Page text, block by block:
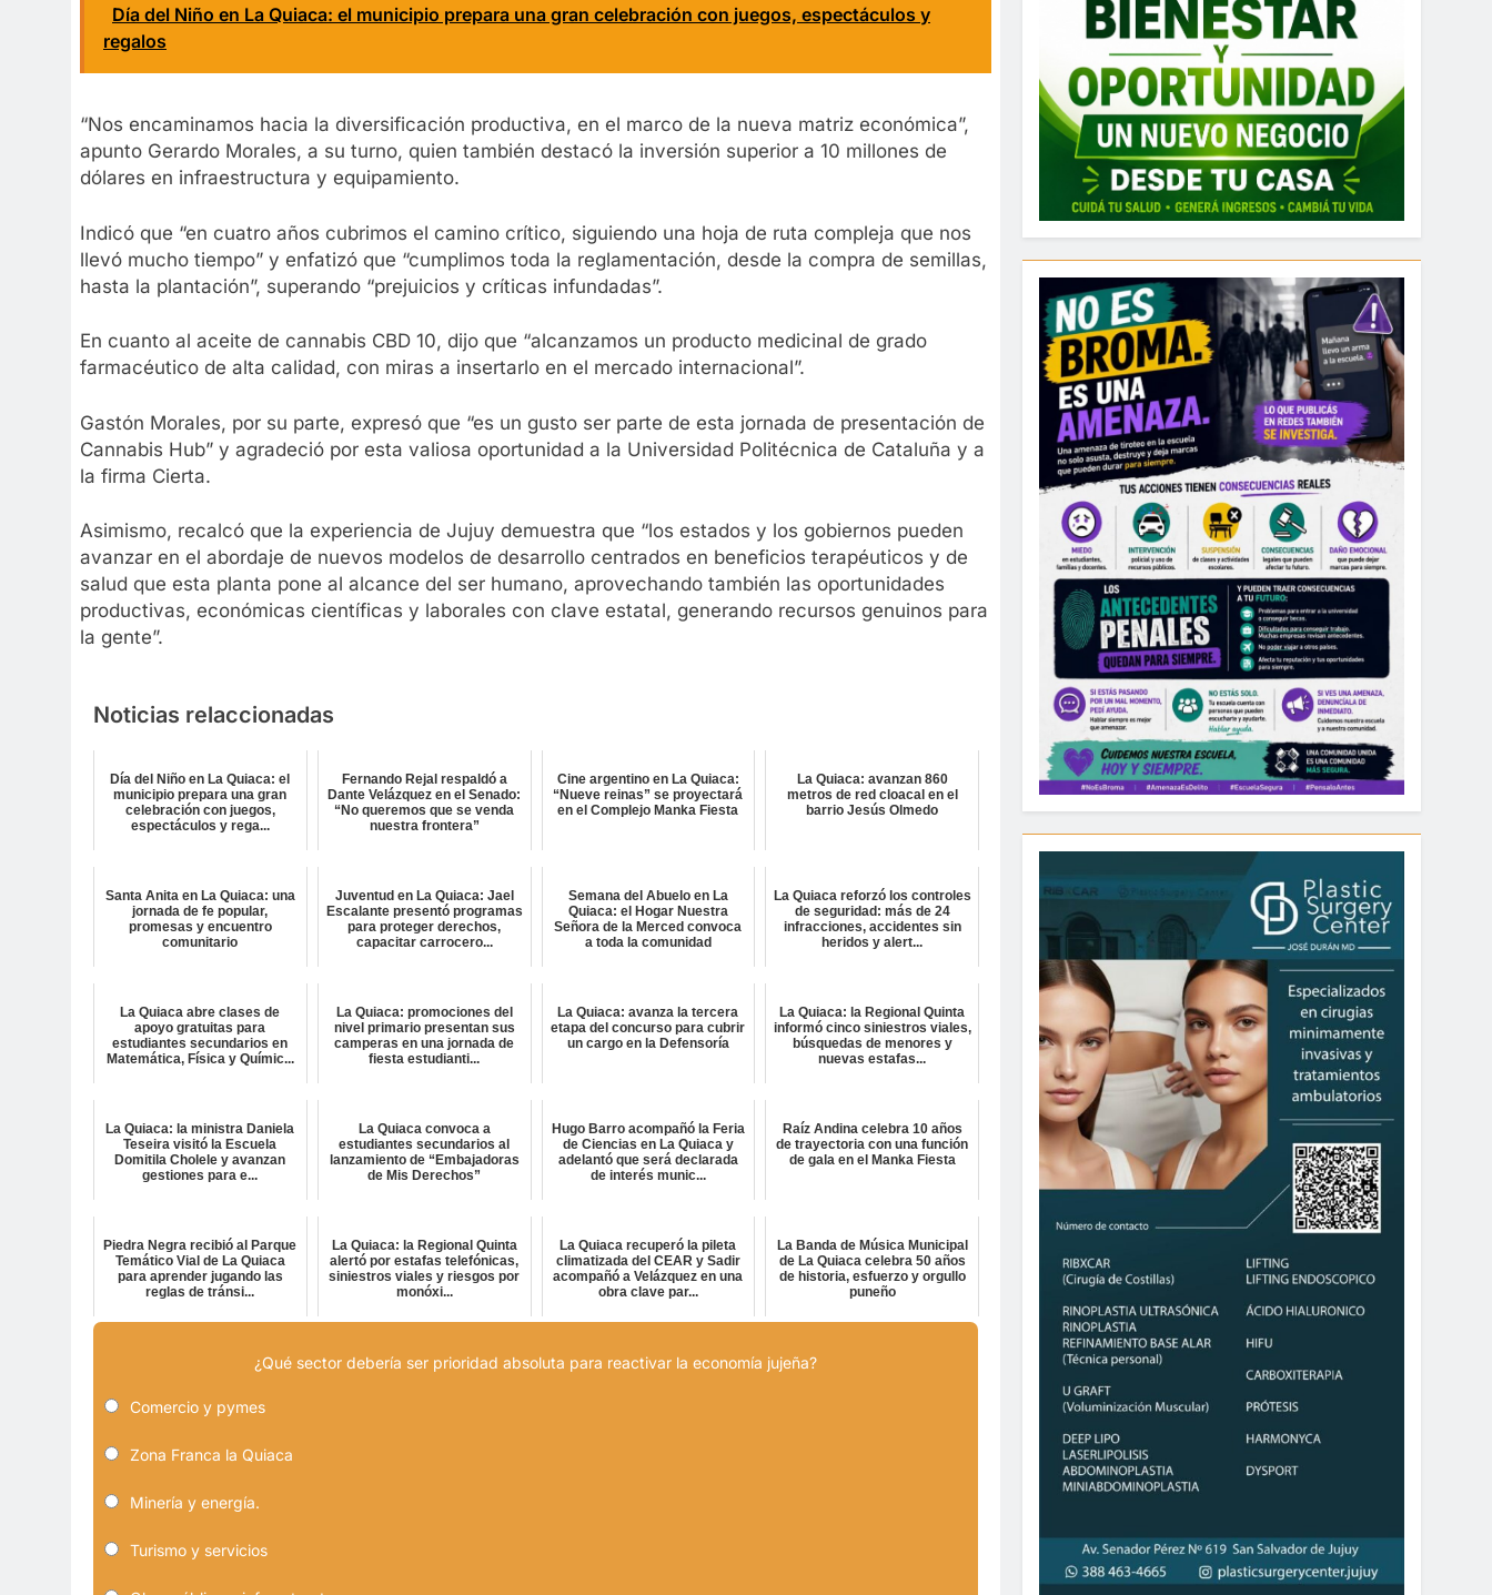
Día del Niño en La Quiaca: el municipio prepara una gran celebración con juegos, espectáculos y
regalos
“Nos encaminamos hacia la diversificación productiva, en el marco de la nueva matriz económica”,
apunto Gerardo Morales, a su turno, quien también destacó la inversión superior a 10 millones de
dólares en infraestructura y equipamiento.
Indicó que “en cuatro años cubrimos el camino crítico, siguiendo una hoja de ruta compleja que nos
llevó mucho tiempo” y enfatizó que “cumplimos toda la reglamentación, desde la compra de semillas,
hasta la plantación”, superando “prejuicios y críticas infundadas”.
En cuanto al aceite de cannabis CBD 10, dijo que “alcanzamos un producto medicinal de grado
farmacéutico de alta calidad, con miras a insertarlo en el mercado internacional”.
Gastón Morales, por su parte, expresó que “es un gusto ser parte de esta jornada de presentación de
Cannabis Hub” y agradeció por esta valiosa oportunidad a la Universidad Politécnica de Cataluña y a
la firma Cierta.
Asimismo, recalcó que la experiencia de Jujuy demuestra que “los estados y los gobiernos pueden
avanzar en el abordaje de nuevos modelos de desarrollo centrados en beneficios terapéuticos y de
salud que esta planta pone al alcance del ser humano, aprovechando también las oportunidades
productivas, económicas científicas y laborales con clave estatal, generando recursos genuinos para
la gente”.
Noticias relaccionadas
Día del Niño en La Quiaca: el
municipio prepara una gran
celebración con juegos,
espectáculos y rega...
Fernando Rejal respaldó a
Dante Velázquez en el Senado:
“No queremos que se venda
nuestra frontera”
Cine argentino en La Quiaca:
“Nueve reinas” se proyectará
en el Complejo Manka Fiesta
La Quiaca: avanzan 860
metros de red cloacal en el
barrio Jesús Olmedo
Santa Anita en La Quiaca: una
jornada de fe popular,
promesas y encuentro
comunitario
Juventud en La Quiaca: Jael
Escalante presentó programas
para proteger derechos,
capacitar carrocero...
Semana del Abuelo en La
Quiaca: el Hogar Nuestra
Señora de la Merced convoca
a toda la comunidad
La Quiaca reforzó los controles
de seguridad: más de 24
infracciones, accidentes sin
heridos y alert...
La Quiaca abre clases de
apoyo gratuitas para
estudiantes secundarios en
Matemática, Física y Químic...
La Quiaca: promociones del
nivel primario presentan sus
camperas en una jornada de
fiesta estudianti...
La Quiaca: avanza la tercera
etapa del concurso para cubrir
un cargo en la Defensoría
La Quiaca: la Regional Quinta
informó cinco siniestros viales,
búsquedas de menores y
nuevas estafas...
La Quiaca: la ministra Daniela
Teseira visitó la Escuela
Domitila Cholele y avanzan
gestiones para e...
La Quiaca convoca a
estudiantes secundarios al
lanzamiento de “Embajadoras
de Mis Derechos”
Hugo Barro acompañó la Feria
de Ciencias en La Quiaca y
adelantó que será declarada
de interés munic...
Raíz Andina celebra 10 años
de trayectoria con una función
de gala en el Manka Fiesta
Piedra Negra recibió al Parque
Temático Vial de La Quiaca
para aprender jugando las
reglas de tránsi...
La Quiaca: la Regional Quinta
alertó por estafas telefónicas,
siniestros viales y riesgos por
monóxi...
La Quiaca recuperó la pileta
climatizada del CEAR y Sadir
acompañó a Velázquez en una
obra clave par...
La Banda de Música Municipal
de La Quiaca celebra 50 años
de historia, esfuerzo y orgullo
puneño
¿Qué sector debería ser prioridad absoluta para reactivar la economía jujeña?
Comercio y pymes
Zona Franca la Quiaca
Minería y energía.
Turismo y servicios